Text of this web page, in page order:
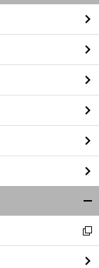
閉
る
閉
新
し
い